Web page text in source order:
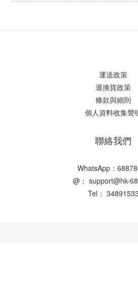
運送政策
退換貨政策
條款與細則
個人資料收集聲
聯絡我們
WhatsApp：
@： support@hk-
Tel： 34891533